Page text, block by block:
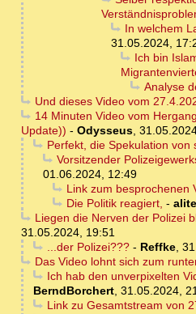
In welchem
31.05.2024,
Ich bin
Analyse
Und dieses Video vom
14 Minuten Video vom
Update)) - Odysseus,
Perfekt, die Spekulation von
Vorsitzender
01.06.2024, 12:49
Link zum besprochenen
Die Politik reagiert, -
Liegen die Nerven der Polizei
31.05.2024, 19:51
...der Polizei???- Reffke,
Das Video lohnt sich zum
Ich hab den unverpixelten
BerndBorchert, 31.05.2024,
Link zu Gesamtstream von